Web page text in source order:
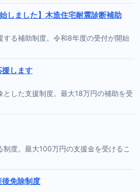
しました】木造住宅耐震診断補助
する補助制度。令和8年度の受付が開始
します
とした支援制度。最大18万円の補助を受
度。最大100万円の支援金を受けるこ
免除制度